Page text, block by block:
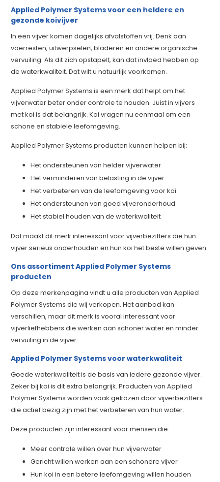
Applied Polymer Systems voor een heldere en
gezonde koivijver
In een vijver komen dagelijks afvalstoffen vrij. Denk aan
voerresten, uitwerpselen, bladeren en andere organische
vervuiling. Als dit zich opstapelt, kan dat invloed hebben op
de waterkwaliteit. Dat wilt u natuurlijk voorkomen.
Applied Polymer Systems is een merk dat helpt om het
vijverwater beter onder controle te houden. Juist in vijvers
met koi is dat belangrijk. Koi vragen nu eenmaal om een
schone en stabiele leefomgeving.
Applied Polymer Systems producten kunnen helpen bij:
Het ondersteunen van helder vijverwater
Het verminderen van belasting in de vijver
Het verbeteren van de leefomgeving voor koi
Het ondersteunen van goed vijveronderhoud
Het stabiel houden van de waterkwaliteit
Dat maakt dit merk interessant voor vijverbezitters die hun
vijver serieus onderhouden en hun koi het beste willen geven.
Ons assortiment Applied Polymer Systems
producten
Op deze merkenpagina vindt u alle producten van Applied
Polymer Systems die wij verkopen. Het aanbod kan
verschillen, maar dit merk is vooral interessant voor
vijverliefhebbers die werken aan schoner water en minder
vervuiling in de vijver.
Applied Polymer Systems voor waterkwaliteit
Goede waterkwaliteit is de basis van iedere gezonde vijver.
Zeker bij koi is dit extra belangrijk. Producten van Applied
Polymer Systems worden vaak gekozen door vijverbezitters
die actief bezig zijn met het verbeteren van hun water.
Deze producten zijn interessant voor mensen die:
Meer controle willen over hun vijverwater
Gericht willen werken aan een schonere vijver
Hun koi in een betere leefomgeving willen houden